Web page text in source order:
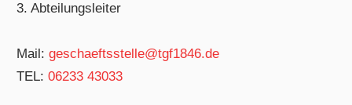
3. Abteilungsleiter
Mail:geschaeftsstelle@tgf1846.de
TEL:06233 43033